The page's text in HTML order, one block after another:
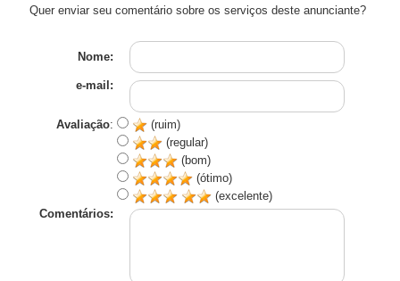
Quer enviar seu comentário sobre os serviços deste anunciante?
Nome:
e-mail:
Avaliação:
(ruim)
(regular)
(bom)
(ótimo)
(excelente)
Comentários: